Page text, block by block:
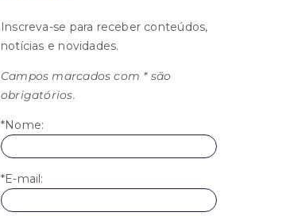
Inscreva-se para receber conteúdos,
notícias e novidades.
Campos marcados com * são
obrigatórios.
*Nome:
*E-mail: